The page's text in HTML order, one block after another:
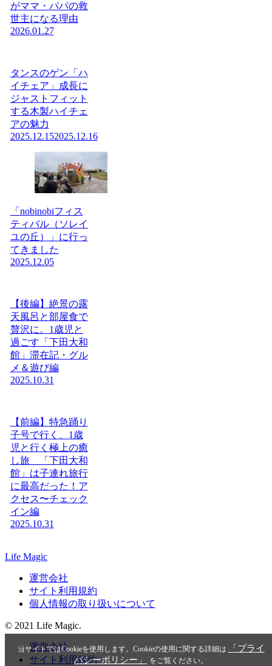
がママ・パパの救
世主になる理由
2026.01.27
タンスのゲン「ハ
イチェア」成長に
ジャストフィット
する木製ハイチェ
アの魅力
2025.12.152025.12.16
「nobinobiフィス
ティバル（ソレイ
ユの丘）」に行っ
てきました
2025.12.05
【後編】絶景の露
天風呂と部屋食で
贅沢に。1歳児と
過ごす「下田大和
館」滞在記・グル
メ＆遊び編
2025.10.31
【前編】特急踊り
子号で行く、1歳
児と行く極上の癒
し旅 「下田大和
館」は子連れ旅行
に最高だった！ア
クセス〜チェック
イン編
2025.10.31
Life Magic
運営会社
サイト利用規約
個人情報の取り扱いについて
© 2021 Life Magic.
運営会社
サイト利用規約
当サイトではCookieを使用します。Cookieの使用に関する詳細は
「プライ
バシーポリシー」
をご覧ください。